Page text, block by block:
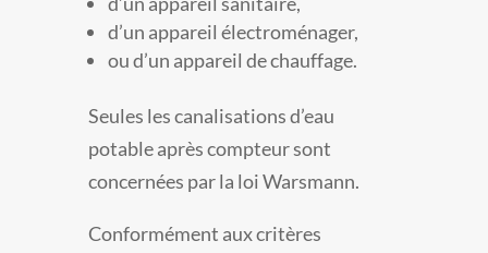
d’un appareil électroménager,
ou d’un appareil de chauffage.
Seules les canalisations d’eau
potable après compteur sont
concernées par la loi Warsmann.
Conformément aux critères